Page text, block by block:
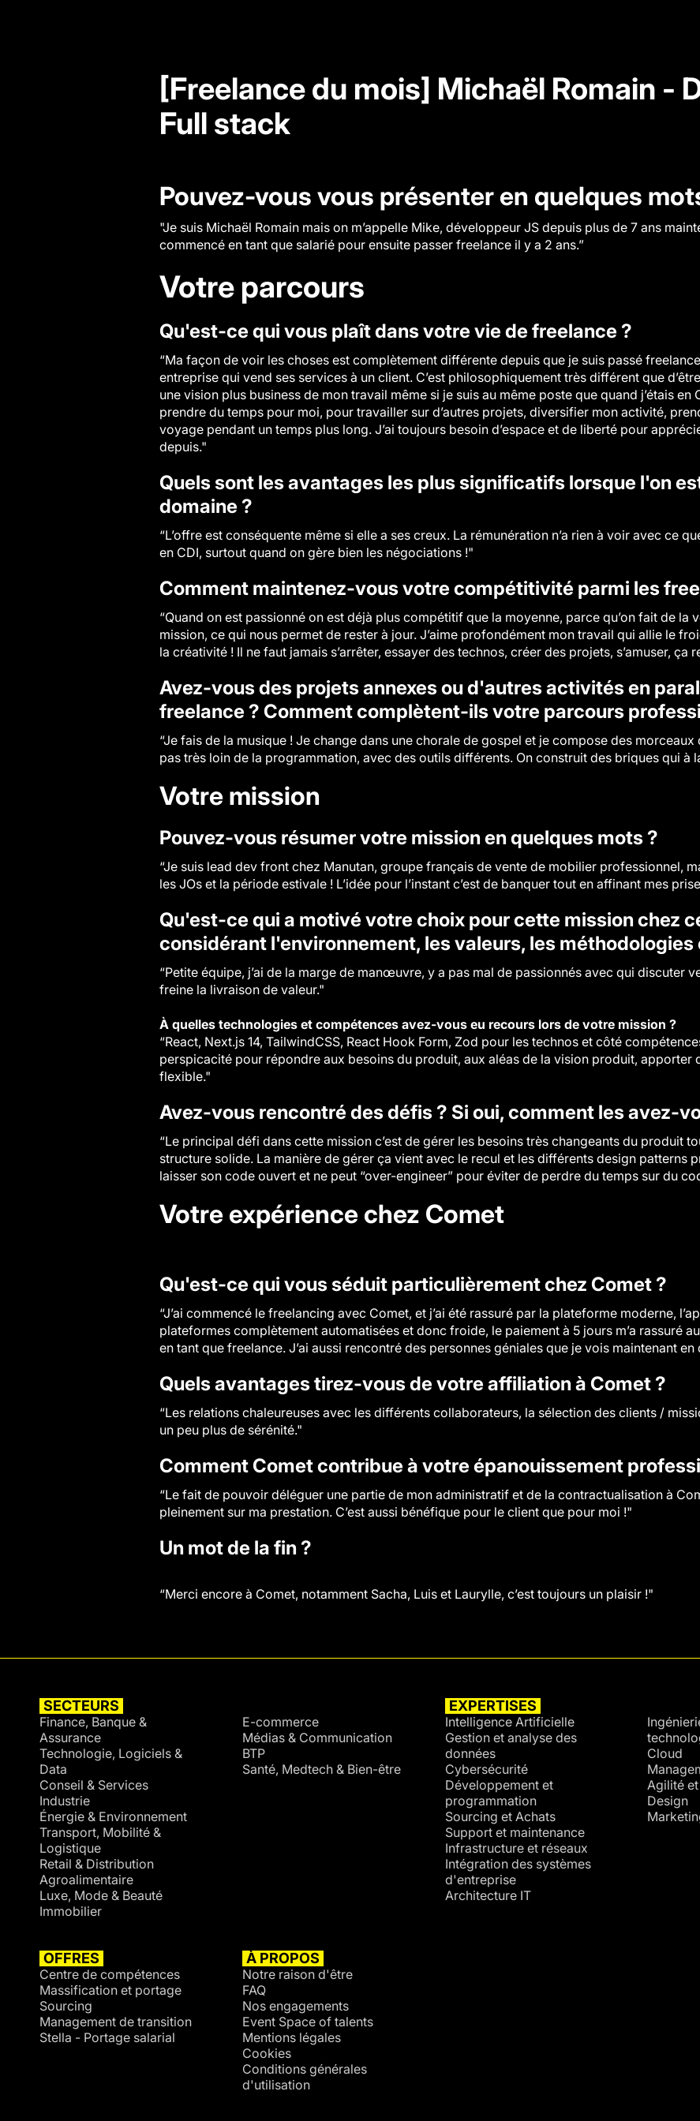
[Freelance du mois] Michaël Romain -
Full stack
Pouvez-vous vous présenter en quelques
"Je suis Michaël Romain mais on m’appelle Mike, développeur JS depuis plus de 7 ans
commencé en tant que salarié pour ensuite passer freelance il y a 2 ans.”
Votre parcours
Qu'est-ce qui vous plaît dans votre vie de freelance ?
“Ma façon de voir les choses est complètement différente depuis que je suis passé freelance
entreprise qui vend ses services à un client. C’est philosophiquement très différent que
une vision plus business de mon travail même si je suis au même poste que quand j’étais en
prendre du temps pour moi, pour travailler sur d’autres projets, diversifier mon activité,
voyage pendant un temps plus long. J’ai toujours besoin d’espace et de liberté pour
depuis."
Quels sont les avantages les plus significatifs lorsque l'on
domaine ?
“L’offre est conséquente même si elle a ses creux. La rémunération n’a rien à voir avec ce
en CDI, surtout quand on gère bien les négociations !"
Comment maintenez-vous votre compétitivité parmi les
“Quand on est passionné on est déjà plus compétitif que la moyenne, parce qu’on fait de la
mission, ce qui nous permet de rester à jour. J’aime profondément mon travail qui allie le
la créativité ! Il ne faut jamais s’arrêter, essayer des technos, créer des projets, s’amuser, ça
Avez-vous des projets annexes ou d'autres activités en
freelance ? Comment complètent-ils votre parcours
“Je fais de la musique ! Je change dans une chorale de gospel et je compose des morceaux
pas très loin de la programmation, avec des outils différents. On construit des briques qui à
Votre mission
Pouvez-vous résumer votre mission en quelques mots ?
“Je suis lead dev front chez Manutan, groupe français de vente de mobilier professionnel,
les JOs et la période estivale ! L’idée pour l’instant c’est de banquer tout en affinant mes
Qu'est-ce qui a motivé votre choix pour cette mission chez
considérant l'environnement, les valeurs, les méthodologies
“Petite équipe, j’ai de la marge de manœuvre, y a pas mal de passionnés avec qui discuter
freine la livraison de valeur."
À quelles technologies et compétences avez-vous eu recours lors de votre mission ?
“React, Next.js 14, TailwindCSS, React Hook Form, Zod pour les technos et côté
perspicacité pour répondre aux besoins du produit, aux aléas de la vision produit, apporter
flexible."
Avez-vous rencontré des défis ? Si oui, comment les avez-
“Le principal défi dans cette mission c’est de gérer les besoins très changeants du produit
structure solide. La manière de gérer ça vient avec le recul et les différents design patterns
laisser son code ouvert et ne peut “over-engineer” pour éviter de perdre du temps sur du
Votre expérience chez Comet
Qu'est-ce qui vous séduit particulièrement chez Comet ?
“J’ai commencé le freelancing avec Comet, et j’ai été rassuré par la plateforme moderne,
plateformes complètement automatisées et donc froide, le paiement à 5 jours m’a rassuré
en tant que freelance. J’ai aussi rencontré des personnes géniales que je vois maintenant
Quels avantages tirez-vous de votre affiliation à Comet ?
“Les relations chaleureuses avec les différents collaborateurs, la sélection des clients /
un peu plus de sérénité."
Comment Comet contribue à votre épanouissement
“Le fait de pouvoir déléguer une partie de mon administratif et de la contractualisation à
pleinement sur ma prestation. C’est aussi bénéfique pour le client que pour moi !"
Un mot de la fin ?
“Merci encore à Comet, notamment Sacha, Luis et Laurylle, c’est toujours un plaisir !"
SECTEURS
Finance, Banque &
Assurance
Technologie, Logiciels &
Data
Conseil & Services
Industrie
Énergie & Environnement
Transport, Mobilité &
Logistique
Retail & Distribution
Agroalimentaire
Luxe, Mode & Beauté
Immobilier
E-commerce
Médias & Communication
BTP
Santé, Medtech & Bien-être
EXPERTISES
Intelligence Artificielle
Gestion et analyse des
données
Cybersécurité
Développement et
programmation
Sourcing et Achats
Support et maintenance
Infrastructure et réseaux
Intégration des systèmes
d'entreprise
Architecture IT
Cloud
Agilité
Design
OFFRES
Centre de compétences
Massification et portage
Sourcing
Management de transition
Stella - Portage salarial
À PROPOS
Notre raison d'être
FAQ
Nos engagements
Event Space of talents
Mentions légales
Cookies
Conditions générales
d'utilisation